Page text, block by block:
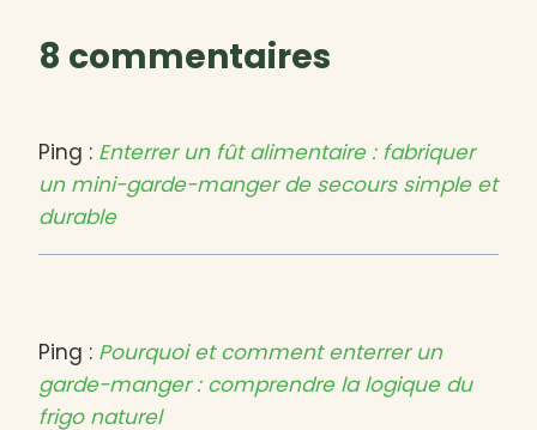
8 commentaires
Ping : Enterrer un fût alimentaire : fabriquer
un mini-garde-manger de secours simple et
durable
Ping : Pourquoi et comment enterrer un
garde-manger : comprendre la logique du
frigo naturel